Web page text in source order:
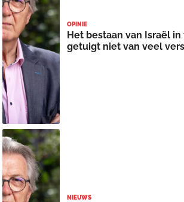
OPINIE
Het bestaan van Israël
getuigt niet van veel
NIEUWS